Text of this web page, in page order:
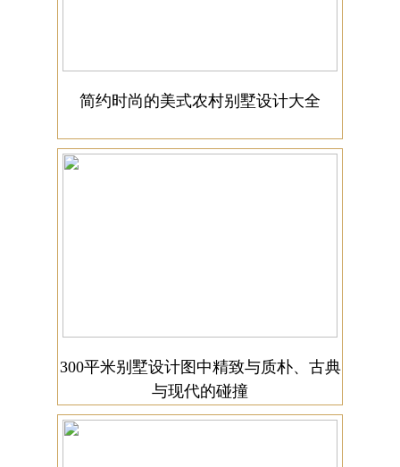
简约时尚的美式农村别墅设计大全
300平米别墅设计图中精致与质朴、古典
与现代的碰撞